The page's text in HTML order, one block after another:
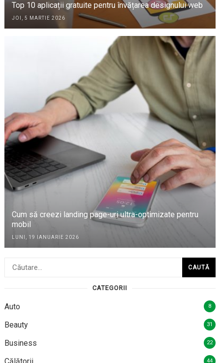
Top 10 aplicații gratuite pentru învățarea designului web
JOI, 5 MARTIE 2026
Cum să creezi landing page-uri ultra-optimizate pentru
mobil
LUNI, 19 IANUARIE 2026
Caută
CATEGORII
Auto 8
Beauty 31
Business 22
44